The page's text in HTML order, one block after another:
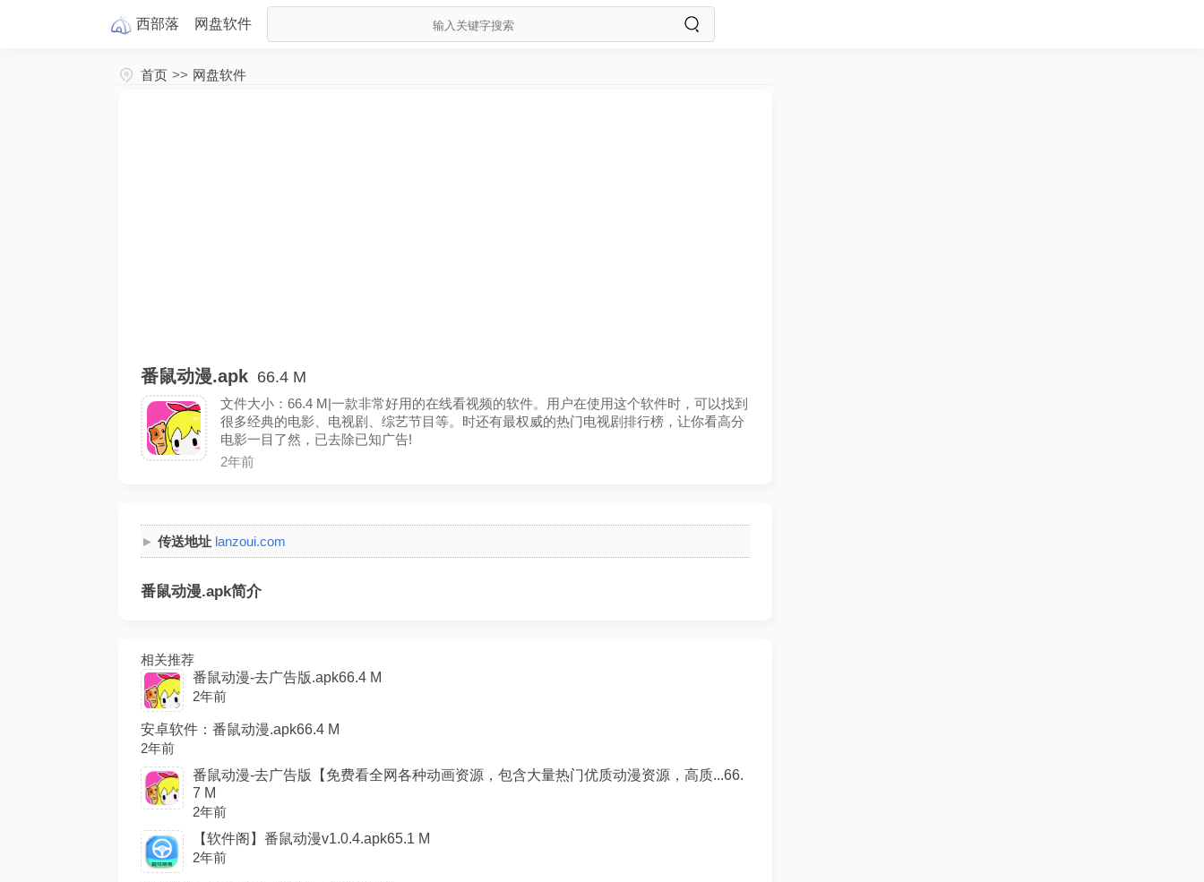
西部落 网盘软件
首页 >> 网盘软件
番鼠动漫.apk 66.4 M
文件大小：66.4 M|一款非常好用的在线看视频的软件。用户在使用这个软件时，可以找到
很多经典的电影、电视剧、综艺节目等。时还有最权威的热门电视剧排行榜，让你看高分
电影一目了然，已去除已知广告!
2年前
传送地址 lanzoui.com
番鼠动漫.apk简介
相关推荐
番鼠动漫-去广告版.apk66.4 M
2年前
安卓软件：番鼠动漫.apk66.4 M
2年前
番鼠动漫-去广告版【免费看全网各种动画资源，包含大量热门优质动漫资源，高质...66.
7 M
2年前
【软件阁】番鼠动漫v1.0.4.apk65.1 M
2年前